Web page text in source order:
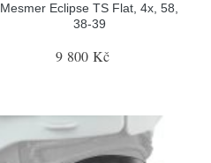
Mesmer Eclipse TS Flat, 4x, 58,
38-39
9 800 Kč